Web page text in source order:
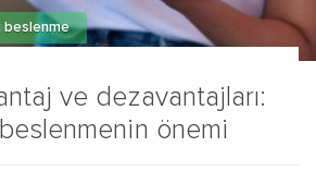
ve dezavantajları:
beslenmenin önemi
beslenme